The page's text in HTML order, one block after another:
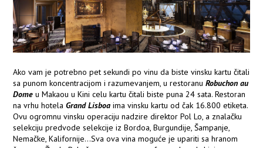
Ako vam je potrebno pet sekundi po vinu da biste vinsku kartu čitali
sa punom koncentracijom i razumevanjem, u restoranuRobuchon au
Dome u Makaou u Kini celu kartu čitali biste puna 24 sata. Restoran
na vrhu hotelaGrand Lisboa ima vinsku kartu od čak 16.800 etiketa.
Ovu ogromnu vinsku operaciju nadzire direktor Pol Lo, a znalačku
selekciju predvode selekcije iz Bordoa, Burgundije, Šampanje,
Nemačke, Kalifornije...Sva ova vina moguće je upariti sa hranom